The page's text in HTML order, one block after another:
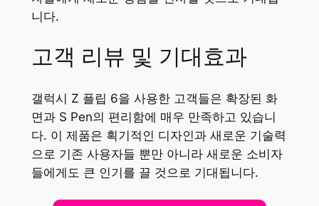
니다.
고객 리뷰 및 기대효과
갤럭시 Z 플립 6을 사용한 고객들은 확장된 화
면과 S Pen의 편리함에 매우 만족하고 있습니
다. 이 제품은 획기적인 디자인과 새로운 기술력
으로 기존 사용자들 뿐만 아니라 새로운 소비자
들에게도 큰 인기를 끌 것으로 기대됩니다.